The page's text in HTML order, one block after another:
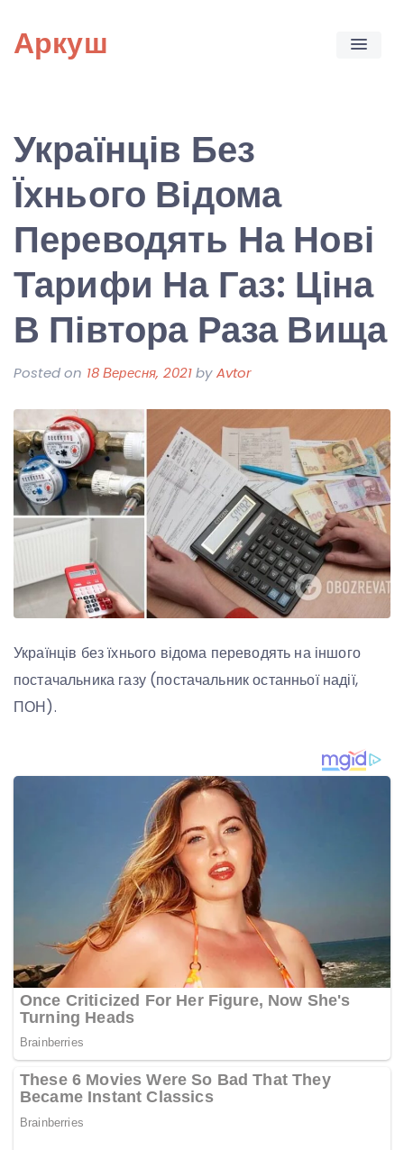
content
Аркуш
Українців Без
Їхнього Відома
Переводять На Нові
Тарифи На Газ: Ціна
В Півтора Раза Вища
Posted on 18 Вересня, 2021byAvtor
Українців без їхнього відома переводять на іншого
постачальника газу (постачальник останньої надії,
ПОН).